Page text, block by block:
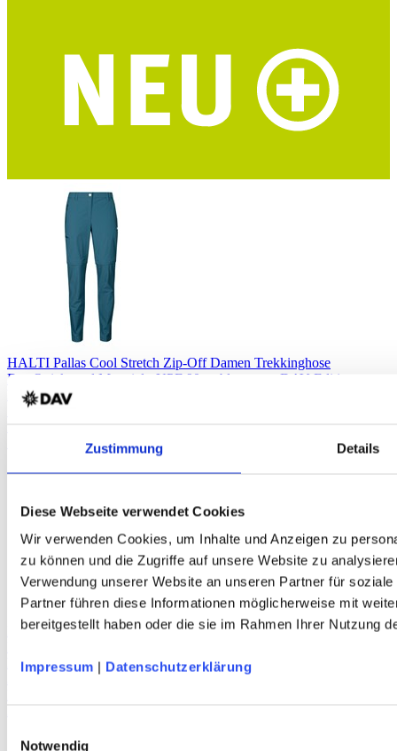
Zustimmung Details
Diese Webseite verwendet Cookies
Wir verwenden Cookies, um Inhalte und Anzeigen zu
zu können und die Zugriffe auf unsere Website zu
Verwendung unserer Website an unseren Partner für
Partner führen diese Informationen möglicherweise mit
bereitgestellt haben oder die sie im Rahmen Ihrer Nutzung
Impressum | Datenschutzerklärung
Notwendig
HALTI Pallas Cool Stretch Zip-Off Damen Trekkinghose
Dry Quick cool Material - UPF 90+ - blaugrau - DAV-Edition
Mitglieder
109,95 €
DAV Murmeltier Kinder T-Shirt
Mitglieder
22,95 €